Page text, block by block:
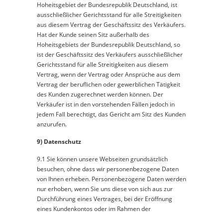
Hoheitsgebiet der Bundesrepublik Deutschland, ist
ausschließlicher Gerichtsstand für alle Streitigkeiten
aus diesem Vertrag der Geschäftssitz des Verkäufers.
Hat der Kunde seinen Sitz außerhalb des
Hoheitsgebiets der Bundesrepublik Deutschland, so
ist der Geschäftssitz des Verkäufers ausschließlicher
Gerichtsstand für alle Streitigkeiten aus diesem
Vertrag, wenn der Vertrag oder Ansprüche aus dem
Vertrag der beruflichen oder gewerblichen Tätigkeit
des Kunden zugerechnet werden können. Der
Verkäufer ist in den vorstehenden Fällen jedoch in
jedem Fall berechtigt, das Gericht am Sitz des Kunden
anzurufen.
9) Datenschutz
9.1 Sie können unsere Webseiten grundsätzlich
besuchen, ohne dass wir personenbezogene Daten
von Ihnen erheben. Personenbezogene Daten werden
nur erhoben, wenn Sie uns diese von sich aus zur
Durchführung eines Vertrages, bei der Eröffnung
eines Kundenkontos oder im Rahmen der